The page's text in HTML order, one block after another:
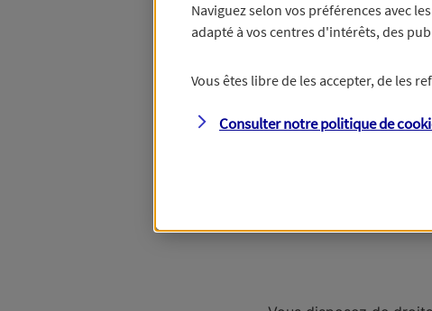
Une
Un autre bien :
Naviguez selon vos préférences avec les
adapté à vos centres d'intérêts, des
Vous êtes libre de les accepter, de les
Consulter notre politique de